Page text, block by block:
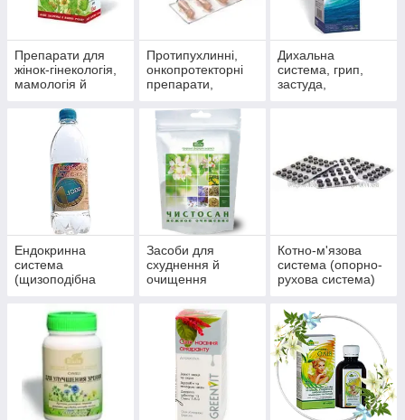
Препарати для
жінок-гінекологія,
мамологія й
Протипухлинні,
онкопротекторні
препарати,
Дихальна
система, грип,
застуда,
Ендокринна
система
(щизоподібна
діабет)
Засоби для
схуднення й
очищення
Котно-м'язова
система (опорно-
рухова система)